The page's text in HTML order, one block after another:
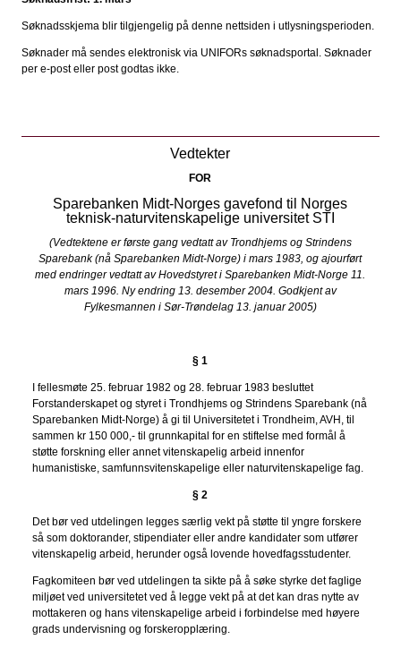
Søknadsskjema blir tilgjengelig på denne nettsiden i utlysningsperioden.
Søknader må sendes elektronisk via UNIFORs søknadsportal. Søknader
per e-post eller post godtas ikke.
Vedtekter
FOR
Sparebanken Midt-Norges gavefond til Norges
teknisk-naturvitenskapelige universitet STI
(Vedtektene er første gang vedtatt av Trondhjems og Strindens
Sparebank (nå Sparebanken Midt-Norge) i mars 1983, og ajourført
med endringer vedtatt av Hovedstyret i Sparebanken Midt-Norge 11.
mars 1996. Ny endring 13. desember 2004. Godkjent av
Fylkesmannen i Sør-Trøndelag 13. januar 2005)
§ 1
I fellesmøte 25. februar 1982 og 28. februar 1983 besluttet
Forstanderskapet og styret i Trondhjems og Strindens Sparebank (nå
Sparebanken Midt-Norge) å gi til Universitetet i Trondheim, AVH, til
sammen kr 150 000,- til grunnkapital for en stiftelse med formål å
støtte forskning eller annet vitenskapelig arbeid innenfor
humanistiske, samfunnsvitenskapelige eller naturvitenskapelige fag.
§ 2
Det bør ved utdelingen legges særlig vekt på støtte til yngre forskere
så som doktorander, stipendiater eller andre kandidater som utfører
vitenskapelig arbeid, herunder også lovende hovedfagsstudenter.
Fagkomiteen bør ved utdelingen ta sikte på å søke styrke det faglige
miljøet ved universitetet ved å legge vekt på at det kan dras nytte av
mottakeren og hans vitenskapelige arbeid i forbindelse med høyere
grads undervisning og forskeropplæring.